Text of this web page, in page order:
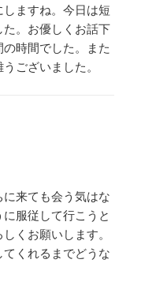
ますね。今日は短
。お優しくお話下
時間でした。また
ございました。
来ても会う気はな
服従して行こうと
くお願いします。
くれるまでどうな